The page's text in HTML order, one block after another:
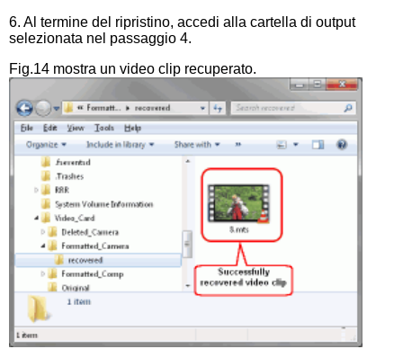
6. Al termine del ripristino, accedi alla cartella di output
selezionata nel passaggio 4.
Fig.14 mostra un video clip recuperato.